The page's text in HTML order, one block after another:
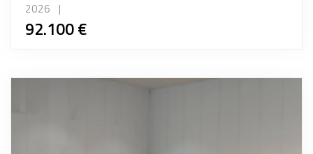
2026 |
92.100 €